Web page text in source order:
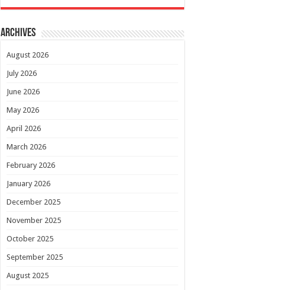
Archives
August 2026
July 2026
June 2026
May 2026
April 2026
March 2026
February 2026
January 2026
December 2025
November 2025
October 2025
September 2025
August 2025